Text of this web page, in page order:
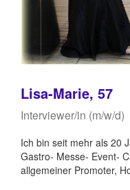
Lisa-Marie, 57
Interviewer/in (m/w/d)
Ich bin seit mehr als 20
Gastro- Messe- Event-
allgemeiner Promoter,